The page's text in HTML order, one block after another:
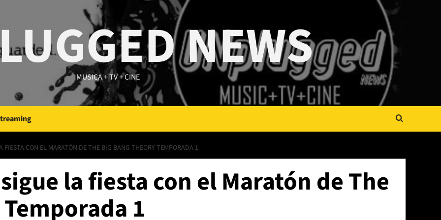
NEWS
MUSICA + TV + CINE
FIESTA CON EL MARATÓN DE THE BIG BANG THEORY TEMPORADA 1
la fiesta con el Maratón de The
1